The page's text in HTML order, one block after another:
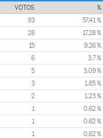
VOTOS %
93 57,41 %
28 17,28 %
15 9,26 %
6 3,7 %
5 3,09 %
3 1,85 %
2 1,23 %
1 0,62 %
1 0,62 %
1 0,62 %